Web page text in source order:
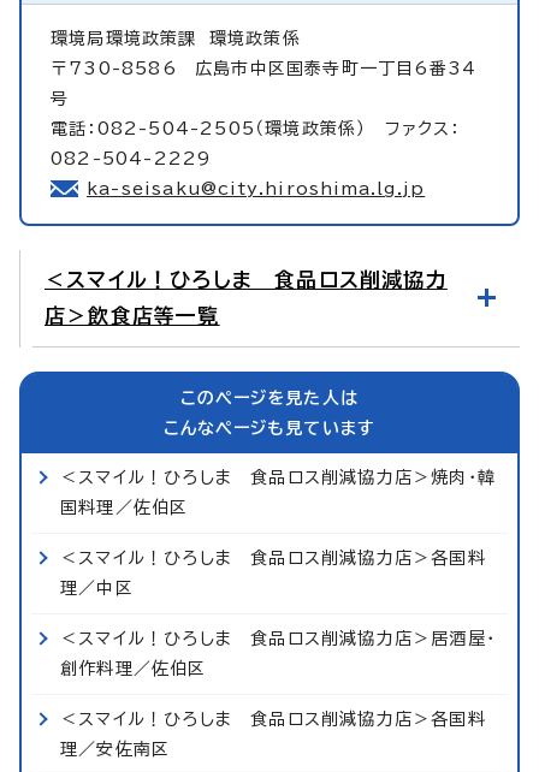
環境局環境政策課 環境政策係
〒730-8586 広島市中区国泰寺町一丁目6番34
号
電話：082-504-2505（環境政策係） ファクス：
082-504-2229
ka-seisaku@city.hiroshima.lg.jp
＜スマイル！ひろしま 食品ロス削減協力
店＞飲食店等一覧
このページを見た人は
こんなページも見ています
＜スマイル！ひろしま 食品ロス削減協力店＞焼肉・韓
国料理／佐伯区
＜スマイル！ひろしま 食品ロス削減協力店＞各国料
理／中区
＜スマイル！ひろしま 食品ロス削減協力店＞居酒屋・
創作料理／佐伯区
＜スマイル！ひろしま 食品ロス削減協力店＞各国料
理／安佐南区